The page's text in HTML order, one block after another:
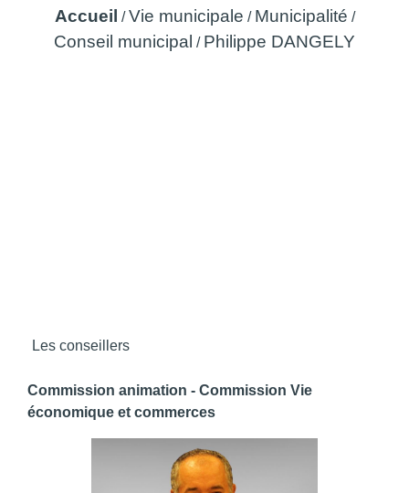
Accueil /Vie municipale / Municipalité /
Conseil municipal / Philippe DANGELY
Les conseillers
Commission animation - Commission Vie
économique et commerces